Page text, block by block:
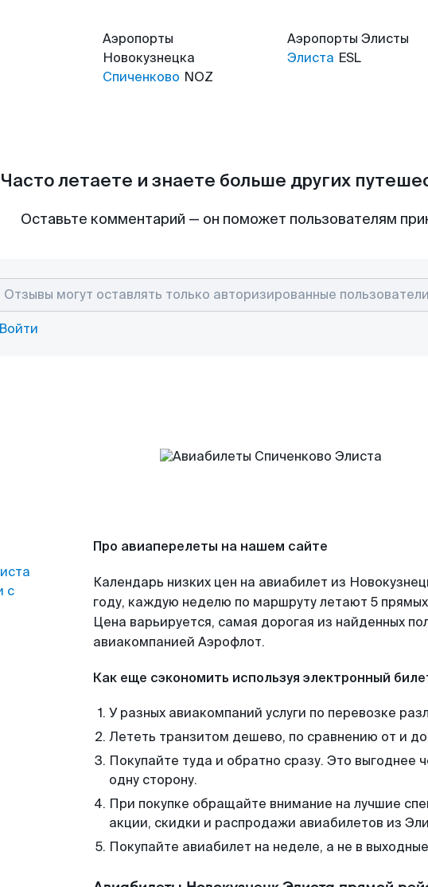
Аэропорты
Новокузнецка
Спиченково NOZ
Аэропорты Элисты
Элиста ESL
Часто летаете и знаете больше других
Оставьте комментарий — он поможет пользователям
Войти
с
Про авиаперелеты на нашем сайте
Календарь низких цен на авиабилет из
году, каждую неделю по маршруту летают 5
Цена варьируется, самая дорогая из найденных
авиакомпанией Аэрофлот.
Как еще сэкономить используя электронный
У разных авиакомпаний услуги по перевозке
Лететь транзитом дешево, по сравнению от и до
Покупайте туда и обратно сразу. Это выгоднее
одну сторону.
При покупке обращайте внимание на лучшие
акции, скидки и распродажи авиабилетов из
Покупайте авиабилет на неделе, а не в